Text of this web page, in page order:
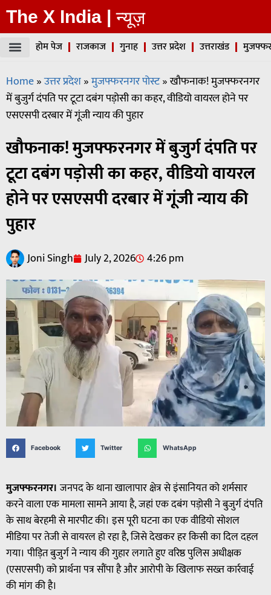
The X India | न्यूज़
होम पेज राजकाज गुनाह उत्तर प्रदेश उत्तराखंड
Home»उत्तर प्रदेश»मुजफ्फरनगर पोस्ट»खौफनाक! मुजफ्फरनगर
में बुजुर्ग दंपति पर टूटा दबंग पड़ोसी का कहर, वीडियो वायरल होने पर
एसएसपी दरबार में गूंजी न्याय की पुहार
खौफनाक! मुजफ्फरनगर में बुजुर्ग दंपति पर
टूटा दबंग पड़ोसी का कहर, वीडियो वायरल
होने पर एसएसपी दरबार में गूंजी न्याय की
पुहार
Joni Singh July 2, 2026 4:26 pm
Facebook Twitter WhatsApp
मुजफ्फरनगर।जनपद के थाना खालापार क्षेत्र से इंसानियत को शर्मसार
करने वाला एक मामला सामने आया है, जहां एक दबंग पड़ोसी ने बुजुर्ग दंपति
के साथ बेरहमी से मारपीट की। इस पूरी घटना का एक वीडियो सोशल
मीडिया पर तेजी से वायरल हो रहा है, जिसे देखकर हर किसी का दिल दहल
गया। पीड़ित बुजुर्ग ने न्याय की गुहार लगाते हुए वरिष्ठ पुलिस अधीक्षक
(एसएसपी) को प्रार्थना पत्र सौंपा है और आरोपी के खिलाफ सख्त कार्रवाई
की मांग की है।